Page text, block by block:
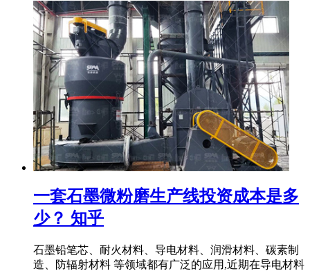
一套石墨微粉磨生产线投资成本是多
少？ 知乎
石墨铅笔芯、耐火材料、导电材料、润滑材料、碳素制
造、防辐射材料 等领域都有广泛的应用,近期在导电材料